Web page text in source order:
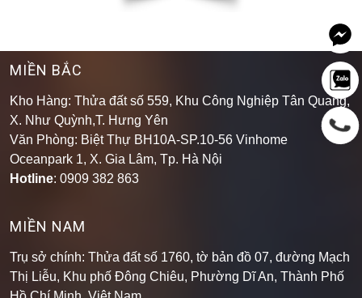
MIỀN BẮC
Kho Hàng: Thửa đất số 559, Khu Công Nghiệp Tân Quang,
X. Như Quỳnh,T. Hưng Yên
Văn Phòng: Biệt Thự BH10A-SP.10-56 Vinhome
Oceanpark 1, X. Gia Lâm, Tp. Hà Nội
Hotline: 0909 382 863
MIỀN NAM
Trụ sở chính: Thửa đất số 1760, tờ bản đồ 07, đường Mạch
Thị Liễu, Khu phố Đông Chiêu, Phường Dĩ An, Thành Phố